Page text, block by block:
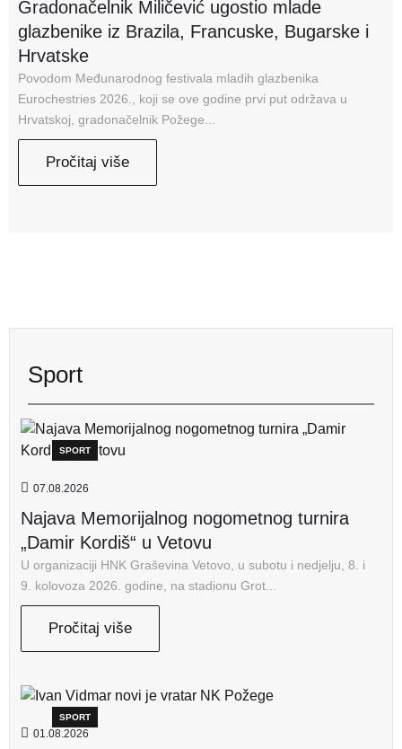
Gradonačelnik Miličević ugostio mlade
glazbenike iz Brazila, Francuske, Bugarske i
Hrvatske
Povodom Međunarodnog festivala mladih glazbenika
Eurochestries 2026., koji se ove godine prvi put održava u
Hrvatskoj, gradonačelnik Požege...
Pročitaj više
Sport
SPORT
07.08.2026
Najava Memorijalnog nogometnog turnira
„Damir Kordiš“ u Vetovu
U organizaciji HNK Graševina Vetovo, u subotu i nedjelju, 8. i
9. kolovoza 2026. godine, na stadionu Grot...
Pročitaj više
SPORT
01.08.2026